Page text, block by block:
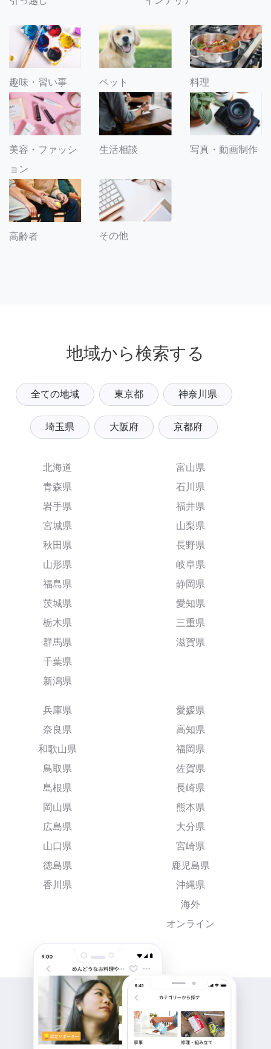
趣味・習い事 ペット 料理
美容・ファッシ
ョン
生活相談 写真・動画制作
高齢者 その他
地域から検索する
全ての地域 東京都 神奈川県
埼玉県 大阪府 京都府
北海道
青森県
岩手県
宮城県
秋田県
山形県
福島県
茨城県
栃木県
群馬県
千葉県
新潟県
富山県
石川県
福井県
山梨県
長野県
岐阜県
静岡県
愛知県
三重県
滋賀県
兵庫県
奈良県
和歌山県
鳥取県
島根県
岡山県
広島県
山口県
徳島県
香川県
愛媛県
高知県
福岡県
佐賀県
長崎県
熊本県
大分県
宮崎県
鹿児島県
沖縄県
海外
オンライン